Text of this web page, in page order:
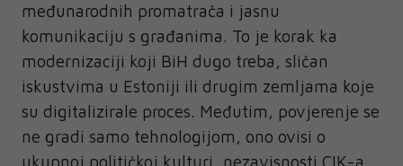
međunarodnih promatrača i jasnu
komunikaciju s građanima. To je korak ka
modernizaciji koji BiH dugo treba, sličan
iskustvima u Estoniji ili drugim zemljama koje
su digitalizirale proces. Međutim, povjerenje se
ne gradi samo tehnologijom, ono ovisi o
ukupnoj političkoj kulturi, nezavisnosti CIK-a,